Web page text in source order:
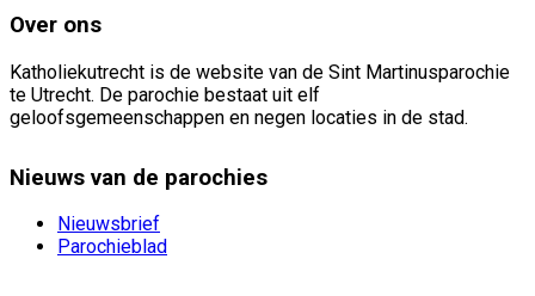
Over ons
Katholiekutrecht is de website van de Sint Martinusparochie
te Utrecht. De parochie bestaat uit elf
geloofsgemeenschappen en negen locaties in de stad.
Nieuws van de parochies
Nieuwsbrief
Parochieblad